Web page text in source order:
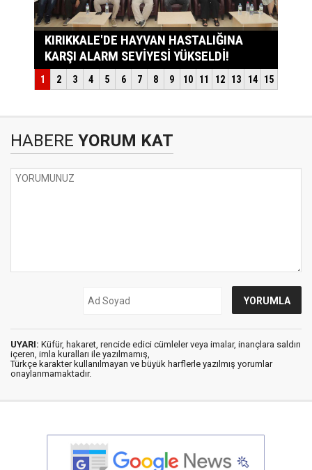
HABERE YORUM KAT
UYARI: Küfür, hakaret, rencide edici cümleler veya imalar, inançlara saldırı
içeren, imla kuralları ile yazılmamış,
Türkçe karakter kullanılmayan ve büyük harflerle yazılmış yorumlar
onaylanmamaktadır.